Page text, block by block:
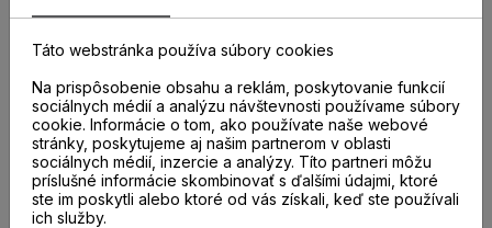
PARAMETRE
Táto webstránka používa súbory cookies
Na prispôsobenie obsahu a reklám, poskytovanie funkcií
sociálnych médií a analýzu návštevnosti používame súbory
cookie. Informácie o tom, ako používate naše webové
stránky, poskytujeme aj našim partnerom v oblasti
sociálnych médií, inzercie a analýzy. Títo partneri môžu
príslušné informácie skombinovať s ďalšími údajmi, ktoré
ste im poskytli alebo ktoré od vás získali, keď ste používali
ich služby.